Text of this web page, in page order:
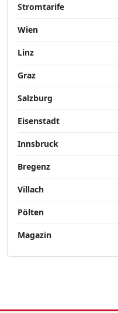
Stromtarife
Wien
Linz
Graz
Salzburg
Eisenstadt
Innsbruck
Bregenz
Villach
Pölten
Magazin